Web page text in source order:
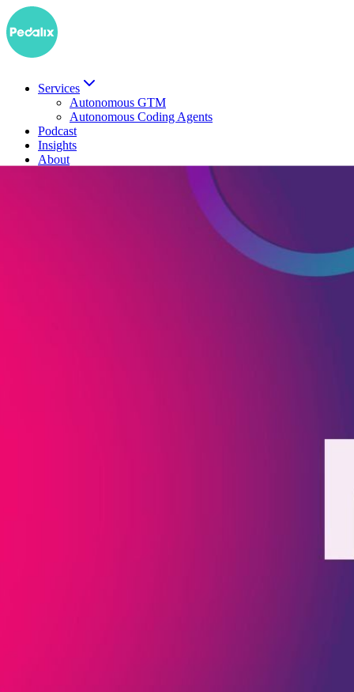
Services
Autonomous GTM
Autonomous Coding Agents
Podcast
Insights
About